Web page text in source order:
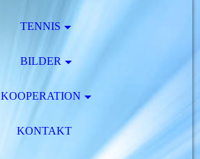
TENNIS
BILDER
KOOPERATION
KONTAKT